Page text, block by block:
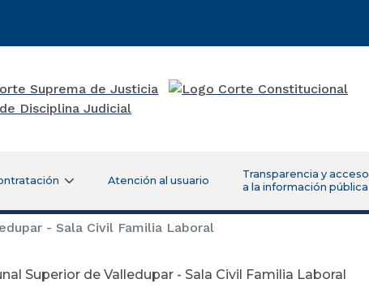
Atención al usuario
Transparencia y acceso
a la información pública
- Sala Civil Familia Laboral
Superior de Valledupar - Sala Civil Familia Laboral